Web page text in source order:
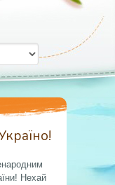
Нехай